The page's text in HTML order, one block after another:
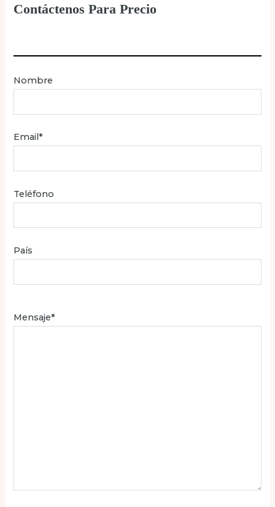
Contáctenos Para Precio
Nombre
Email*
Teléfono
País
Mensaje*